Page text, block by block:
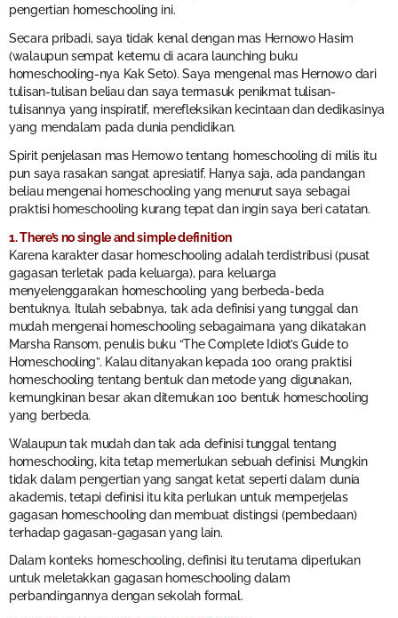
pengertian homeschooling ini.
Secara pribadi, saya tidak kenal dengan mas Hernowo Hasim
(walaupun sempat ketemu di acara launching buku
homeschooling-nya Kak Seto). Saya mengenal mas Hernowo dari
tulisan-tulisan beliau dan saya termasuk penikmat tulisan-
tulisannya yang inspiratif, merefleksikan kecintaan dan dedikasinya
yang mendalam pada dunia pendidikan.
Spirit penjelasan mas Hernowo tentang homeschooling di milis itu
pun saya rasakan sangat apresiatif. Hanya saja, ada pandangan
beliau mengenai homeschooling yang menurut saya sebagai
praktisi homeschooling kurang tepat dan ingin saya beri catatan.
1. There’s no single and simple definition
Karena karakter dasar homeschooling adalah terdistribusi (pusat
gagasan terletak pada keluarga), para keluarga
menyelenggarakan homeschooling yang berbeda-beda
bentuknya. Itulah sebabnya, tak ada definisi yang tunggal dan
mudah mengenai homeschooling sebagaimana yang dikatakan
Marsha Ransom, penulis buku “The Complete Idiot’s Guide to
Homeschooling”. Kalau ditanyakan kepada 100 orang praktisi
homeschooling tentang bentuk dan metode yang digunakan,
kemungkinan besar akan ditemukan 100 bentuk homeschooling
yang berbeda.
Walaupun tak mudah dan tak ada definisi tunggal tentang
homeschooling, kita tetap memerlukan sebuah definisi. Mungkin
tidak dalam pengertian yang sangat ketat seperti dalam dunia
akademis, tetapi definisi itu kita perlukan untuk memperjelas
gagasan homeschooling dan membuat distingsi (pembedaan)
terhadap gagasan-gagasan yang lain.
Dalam konteks homeschooling, definisi itu terutama diperlukan
untuk meletakkan gagasan homeschooling dalam
perbandingannya dengan sekolah formal.